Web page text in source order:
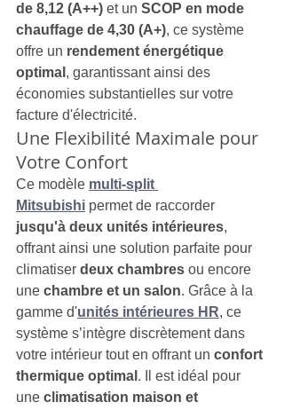
de 8,12 (A++) et un SCOP en mode
chauffage de 4,30 (A+), ce système
offre un rendement énergétique
optimal , garantissant ainsi des
économies substantielles sur votre
facture d'électricité.
Une Flexibilité Maximale pour
Votre Confort
Ce modèle multi-split
Mitsubishi permet de raccorder
jusqu'à deux unités intérieures,
offrant ainsi une solution parfaite pour
climatiser deux chambres ou encore
une chambre et un salon. Grâce à la
gamme d'unités intérieures HR, ce
système s’intègre discrètement dans
votre intérieur tout en offrant un confort
thermique optimal . Il est idéal pour
une climatisation maison et